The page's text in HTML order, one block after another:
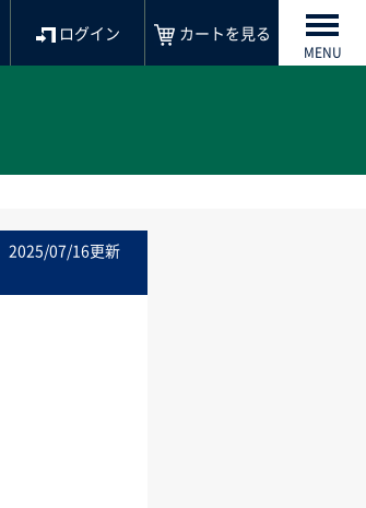
ログイン カートを見る
MENU
2025/07/16更新